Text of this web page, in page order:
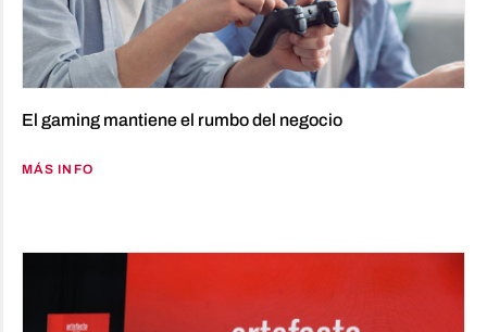
El gaming mantiene el rumbo del negocio
MÁS INFO